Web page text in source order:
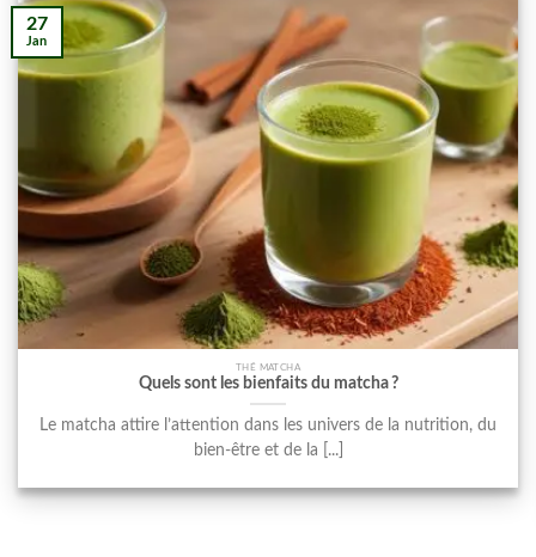
THÉ MATCHA
Quels sont les bienfaits du matcha ?
Le matcha attire l’attention dans les univers de la nutrition, du
bien-être et de la [...]
27
Jan